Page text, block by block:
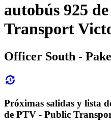
autobús 925
Transport
Officer South -
Próximas salidas y lista
de PTV - Public